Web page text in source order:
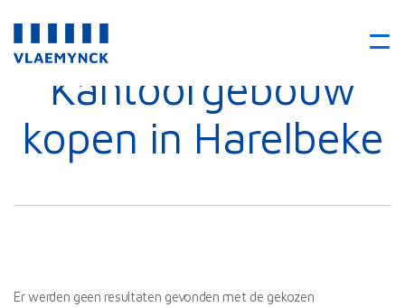
Kantoorgebouw
kopen in Harelbeke
Er werden geen resultaten gevonden met de gekozen